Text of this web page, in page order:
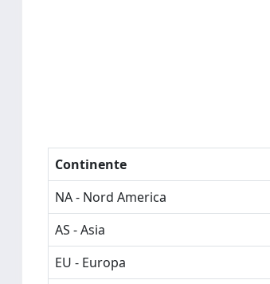
Continente
NA - Nord America
AS - Asia
EU - Europa